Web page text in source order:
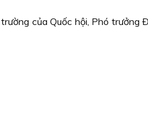
của Quốc hội, Phó trưởng